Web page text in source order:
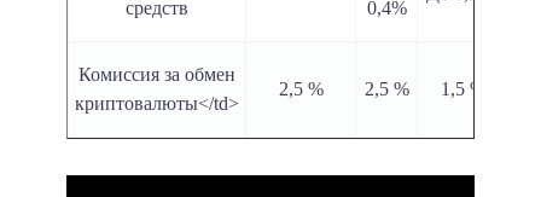
средств
0,4%
Комиссия за обмен
криптовалюты</td>
2,5 % 2,5 % 1,5 %